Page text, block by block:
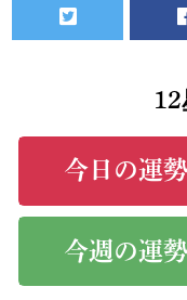
今日の運勢
今週の運勢